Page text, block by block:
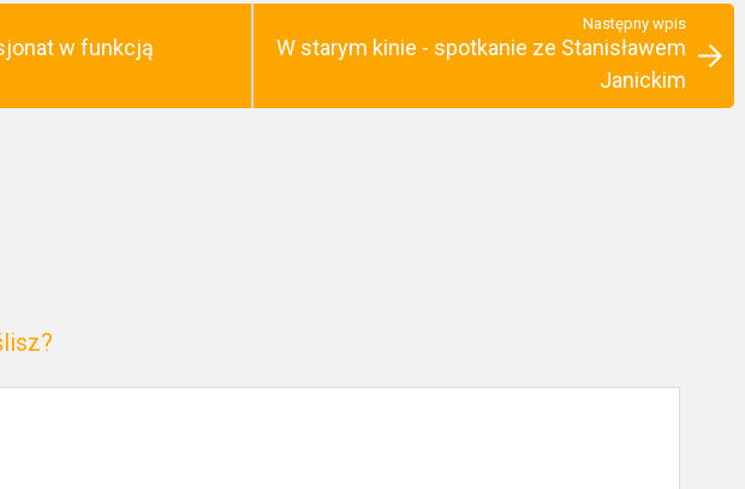
w funkcją
Następny wpis
W starym kinie - spotkanie ze Stanisławem
Janickim